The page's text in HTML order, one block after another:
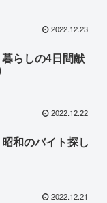
2022.12.23
暮らしの4日間献
2022.12.22
昭和のバイト探し
2022.12.21